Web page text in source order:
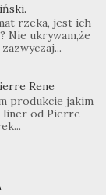
rzeka, jest ich
Nie ukrywam,że
Rene
produkcie jakim
liner od Pierre